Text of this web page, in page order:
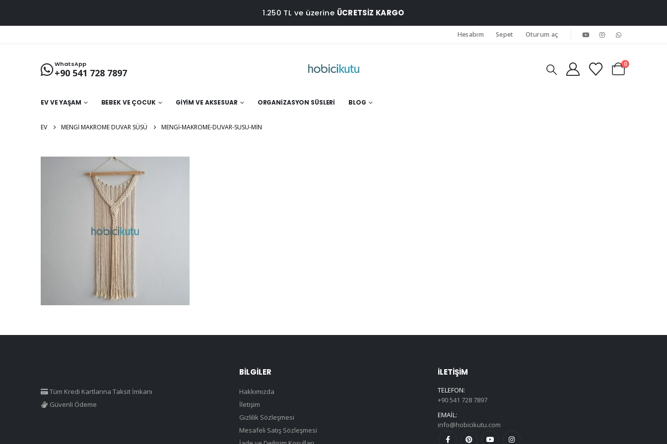
1.250 TL ve üzerine ÜCRETSİZ KARGO
Hesabım Sepet Oturum aç
WhatsApp
+90 541 728 7897
0
EV VE YAŞAM BEBEK VE ÇOCUK GIYIM VE AKSESUAR ORGANIZASYON SÜSLERI BLOG
EV MENGI MAKROME DUVAR SÜSÜ MENGI-MAKROME-DUVAR-SUSU-MIN
Tüm Kredi Kartlarına Taksit İmkanı
Güvenli Ödeme
BILGILER
Hakkımızda
İletişim
Gizlilik Sözleşmesi
Mesafeli Satış Sözleşmesi
İLETIŞIM
TELEFON:
+90 541 728 7897
EMAIL:
info@hobicikutu.com